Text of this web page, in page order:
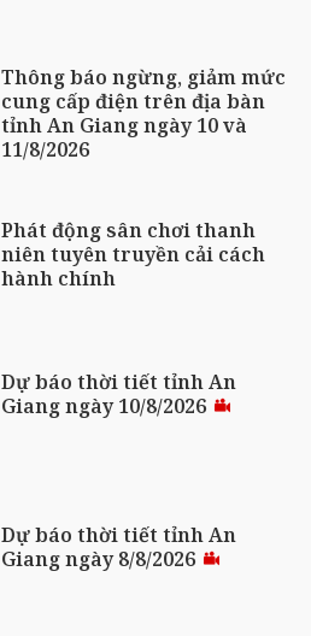
Thông báo ngừng, giảm mức
cung cấp điện trên địa bàn
tỉnh An Giang ngày 10 và
11/8/2026
Phát động sân chơi thanh
niên tuyên truyền cải cách
hành chính
Dự báo thời tiết tỉnh An
Giang ngày 10/8/2026
Dự báo thời tiết tỉnh An
Giang ngày 8/8/2026